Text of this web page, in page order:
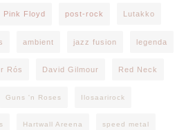
Pink Floyd post-rock Lutakko
ambient jazz fusion legenda
Rós David Gilmour Red Neck
Guns 'n Roses Ilosaarirock
Hartwall Areena speed metal